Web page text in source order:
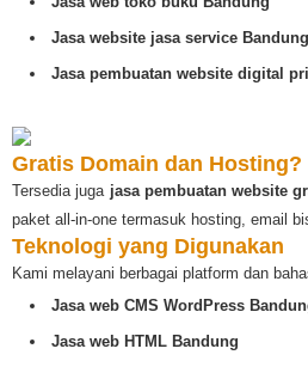
Jasa website jasa service Bandung
Jasa pembuatan website digital
Gratis Domain dan Hosting?
Tersedia juga jasa pembuatan website
paket all-in-one termasuk hosting, email
Teknologi yang Digunakan
Kami melayani berbagai platform dan
Jasa web CMS WordPress
Jasa web HTML Bandung